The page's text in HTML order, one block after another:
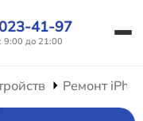
41-97
9:00 до 21:00
Ремонт